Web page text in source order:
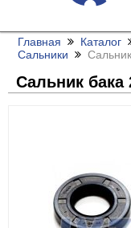
Главная Каталог
Сальники
Сальник бака